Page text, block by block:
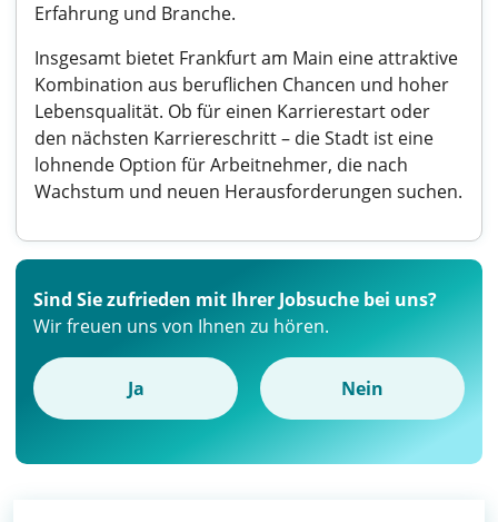
Erfahrung und Branche.
Insgesamt bietet Frankfurt am Main eine attraktive
Kombination aus beruflichen Chancen und hoher
Lebensqualität. Ob für einen Karrierestart oder
den nächsten Karriereschritt – die Stadt ist eine
lohnende Option für Arbeitnehmer, die nach
Wachstum und neuen Herausforderungen suchen.
Sind Sie zufrieden mit Ihrer Jobsuche bei uns?
Wir freuen uns von Ihnen zu hören.
Ja Nein